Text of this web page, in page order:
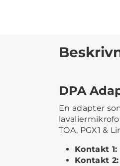
DPA
En adapter
TOA, PGX1 &
Kontakt 1:
Kontakt 2: